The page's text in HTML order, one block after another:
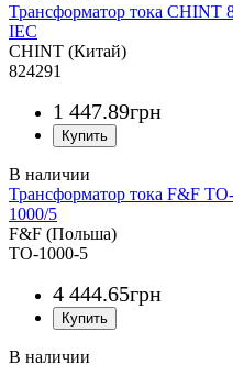
Трансформатор тока CHINT
IEC
CHINT (Китай)
824291
1 447.89грн
Трансформатор тока F&F
1000/5
F&F (Польша)
TO-1000-5
4 444.65грн